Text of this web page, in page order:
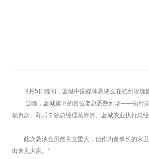
9月5日晚间，蓝城中国媒体恳谈会在杭州玫
当晚，蓝城旗下的各位老总悉数到场——执行
杨惠庆、颐乐学院总经理葛婷婷、蓝城农业执行
此次恳谈会虽然意义重大，但作为董事长的宋
出来见大家。”